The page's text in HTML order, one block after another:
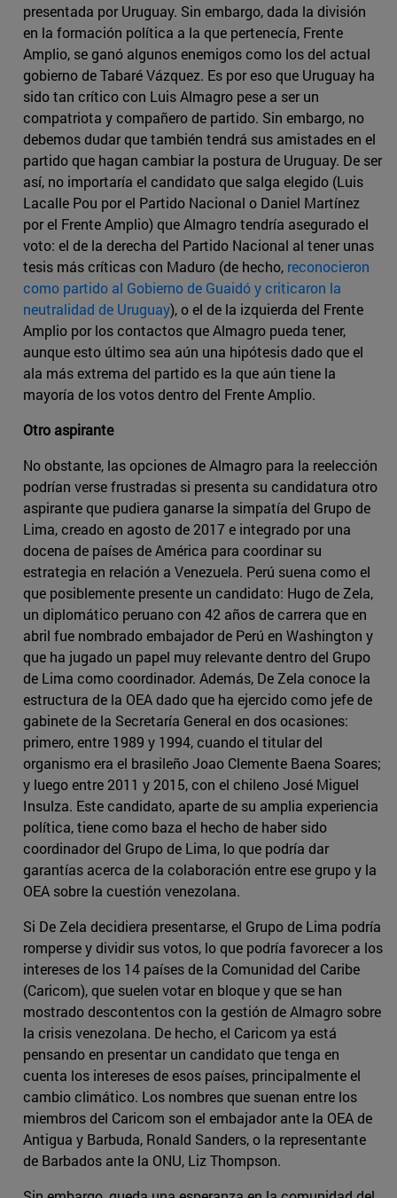
presentada por Uruguay. Sin embargo, dada la división
en la formación política a la que pertenecía, Frente
Amplio, se ganó algunos enemigos como los del actual
gobierno de Tabaré Vázquez. Es por eso que Uruguay ha
sido tan crítico con Luis Almagro pese a ser un
compatriota y compañero de partido. Sin embargo, no
debemos dudar que también tendrá sus amistades en el
partido que hagan cambiar la postura de Uruguay. De ser
así, no importaría el candidato que salga elegido (Luis
Lacalle Pou por el Partido Nacional o Daniel Martínez
por el Frente Amplio) que Almagro tendría asegurado el
voto: el de la derecha del Partido Nacional al tener unas
tesis más críticas con Maduro (de hecho, reconocieron
como partido al Gobierno de Guaidó y criticaron la
neutralidad de Uruguay), o el de la izquierda del Frente
Amplio por los contactos que Almagro pueda tener,
aunque esto último sea aún una hipótesis dado que el
ala más extrema del partido es la que aún tiene la
mayoría de los votos dentro del Frente Amplio.
Otro aspirante
No obstante, las opciones de Almagro para la reelección
podrían verse frustradas si presenta su candidatura otro
aspirante que pudiera ganarse la simpatía del Grupo de
Lima, creado en agosto de 2017 e integrado por una
docena de países de América para coordinar su
estrategia en relación a Venezuela. Perú suena como el
que posiblemente presente un candidato: Hugo de Zela,
un diplomático peruano con 42 años de carrera que en
abril fue nombrado embajador de Perú en Washington y
que ha jugado un papel muy relevante dentro del Grupo
de Lima como coordinador. Además, De Zela conoce la
estructura de la OEA dado que ha ejercido como jefe de
gabinete de la Secretaría General en dos ocasiones:
primero, entre 1989 y 1994, cuando el titular del
organismo era el brasileño Joao Clemente Baena Soares;
y luego entre 2011 y 2015, con el chileno José Miguel
Insulza. Este candidato, aparte de su amplia experiencia
política, tiene como baza el hecho de haber sido
coordinador del Grupo de Lima, lo que podría dar
garantías acerca de la colaboración entre ese grupo y la
OEA sobre la cuestión venezolana.
Si De Zela decidiera presentarse, el Grupo de Lima podría
romperse y dividir sus votos, lo que podría favorecer a los
intereses de los 14 países de la Comunidad del Caribe
(Caricom), que suelen votar en bloque y que se han
mostrado descontentos con la gestión de Almagro sobre
la crisis venezolana. De hecho, el Caricom ya está
pensando en presentar un candidato que tenga en
cuenta los intereses de esos países, principalmente el
cambio climático. Los nombres que suenan entre los
miembros del Caricom son el embajador ante la OEA de
Antigua y Barbuda, Ronald Sanders, o la representante
de Barbados ante la ONU, Liz Thompson.